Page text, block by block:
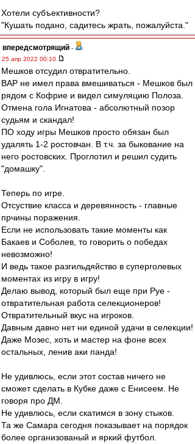
Хотели субъективности?
"Кушать подано, садитесь жрать, пожалуйста."
впередсмотрящий -
25 апр 2022 00:10
Мешков отсудил отвратительно.
ВАР не имел права вмешиваться - Мешков был
рядом с Кофрие и видел симуляцию Полоза.
Отмена гола Игнатова - абсолютный позор
судьям и скандал!
ПО ходу игры Мешков просто обязан был
удалять 1-2 ростовчан. В т.ч. за быкование на
него ростовских. Проглотил и решил судить
"домашку".
Теперь по игре.
Отсуствие класса и деревянность - главные
прчины поражения.
Если не использовать такие моменты как
Бакаев и Соболев, то говорить о победах
невозможно!
И ведь такое разгильдяйство в суперголевых
моментах из игру в игру!
Делаю вывод, который был еще при Руе -
отвратительная работа селекционеров!
Отвратительный вкус на игроков.
Давным давно нет ни единой удачи в селекции!
Даже Мозес, хоть и мастер на фоне всех
остальных, ленив аки панда!
Не удивлюсь, если этот состав ничего не
сможет сделать в Кубке даже с Енисеем. Не
говоря про ДМ.
Не удивлюсь, если скатимся в зону стыков.
Та же Самара сегодня показывает на порядок
более организованый и яркий футбол.